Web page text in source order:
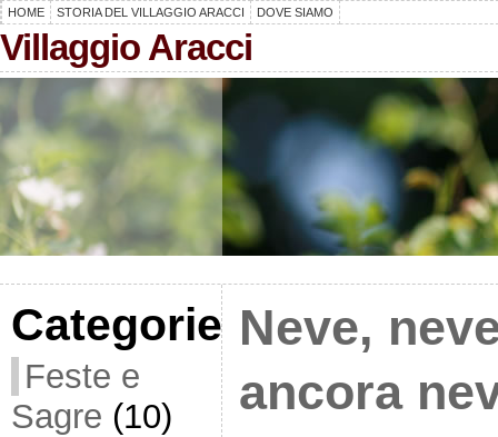
HOME STORIA DEL VILLAGGIO ARACCI DOVE SIAMO
Villaggio Aracci
Categorie
Feste e
Sagre (10)
Neve,
ancora